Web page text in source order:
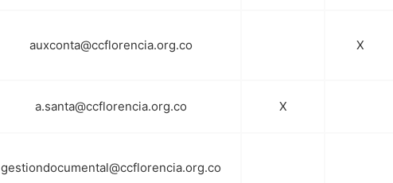
auxconta@ccflorencia.org.co X
a.santa@ccflorencia.org.co X
gestiondocumental@ccflorencia.org.co